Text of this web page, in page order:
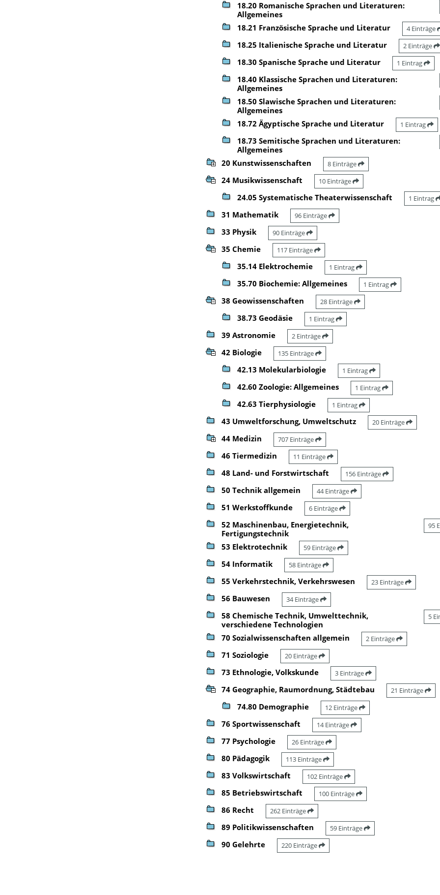
18.20 Romanische Sprachen und Literaturen:
Allgemeines
18.21 Französische Sprache und Literatur 4 Einträge
18.25 Italienische Sprache und Literatur 2 Einträge
18.30 Spanische Sprache und Literatur 1 Eintrag
18.40 Klassische Sprachen und Literaturen:
Allgemeines
18.50 Slawische Sprachen und Literaturen:
Allgemeines
18.72 Ägyptische Sprache und Literatur 1 Eintrag
18.73 Semitische Sprachen und Literaturen:
Allgemeines
20 Kunstwissenschaften 8 Einträge
24 Musikwissenschaft 10 Einträge
24.05 Systematische Theaterwissenschaft 1 Eintrag
31 Mathematik 96 Einträge
33 Physik 90 Einträge
35 Chemie 117 Einträge
35.14 Elektrochemie 1 Eintrag
35.70 Biochemie: Allgemeines 1 Eintrag
38 Geowissenschaften 28 Einträge
38.73 Geodäsie 1 Eintrag
39 Astronomie 2 Einträge
42 Biologie 135 Einträge
42.13 Molekularbiologie 1 Eintrag
42.60 Zoologie: Allgemeines 1 Eintrag
42.63 Tierphysiologie 1 Eintrag
43 Umweltforschung, Umweltschutz 20 Einträge
44 Medizin 707 Einträge
46 Tiermedizin 11 Einträge
48 Land- und Forstwirtschaft 156 Einträge
50 Technik allgemein 44 Einträge
51 Werkstoffkunde 6 Einträge
52 Maschinenbau, Energietechnik,
Fertigungstechnik
95
53 Elektrotechnik 59 Einträge
54 Informatik 58 Einträge
55 Verkehrstechnik, Verkehrswesen 23 Einträge
56 Bauwesen 34 Einträge
58 Chemische Technik, Umwelttechnik,
verschiedene Technologien
5
70 Sozialwissenschaften allgemein 2 Einträge
71 Soziologie 20 Einträge
73 Ethnologie, Volkskunde 3 Einträge
74 Geographie, Raumordnung, Städtebau 21 Einträge
74.80 Demographie 12 Einträge
76 Sportwissenschaft 14 Einträge
77 Psychologie 26 Einträge
80 Pädagogik 113 Einträge
83 Volkswirtschaft 102 Einträge
85 Betriebswirtschaft 100 Einträge
86 Recht 262 Einträge
89 Politikwissenschaften 59 Einträge
90 Gelehrte 220 Einträge